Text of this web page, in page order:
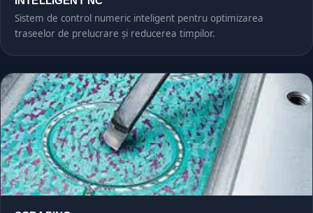
Sistem de control numeric inteligent pentru optimizarea
traseelor de prelucrare și reducerea timpilor.